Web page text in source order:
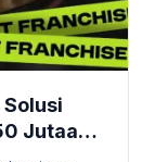
Jutaan